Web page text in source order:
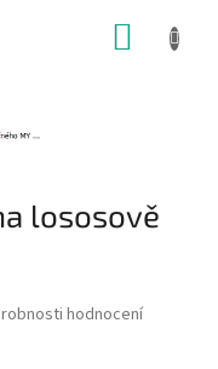
lososově
hodnocení